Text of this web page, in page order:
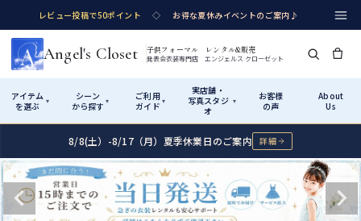
レビュー投稿で50ポイント ◇ お得な夏休みイベントのご案内♪
Angel's Closet 子供フォーマル レンタル&販売
発表会衣装専門店 エンジェルス クローゼット
アイテム
を選ぶ
▾
シーン
から探す ▾
ご利用
ガイド ▾
実店舗・
写真スタジ
オ
▾
お客様
の声
About
Us
Shop by Category アイテムから探す
Shop by Occasion シーンから探す
How It Works ご利用ガイド
Start はじめに
Visit Us 実店舗・写真スタジオ
8/8(土）-8/17（月）夏季休業日のご案内 詳細